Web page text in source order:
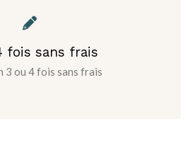
fois sans frais
3 ou 4 fois sans frais